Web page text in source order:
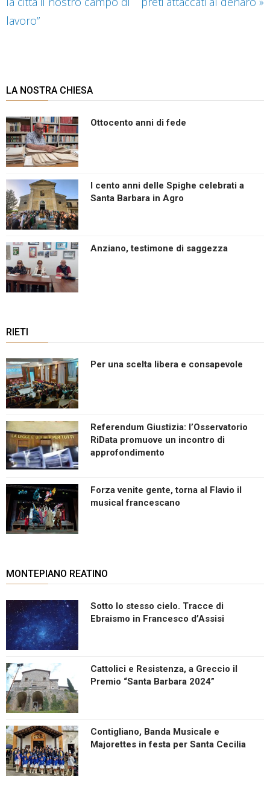
lavoro”
LA NOSTRA CHIESA
Ottocento anni di fede
I cento anni delle Spighe celebrati a
Santa Barbara in Agro
Anziano, testimone di saggezza
RIETI
Per una scelta libera e consapevole
Referendum Giustizia: l’Osservatorio
RiData promuove un incontro di
approfondimento
Forza venite gente, torna al Flavio il
musical francescano
MONTEPIANO REATINO
Sotto lo stesso cielo. Tracce di
Ebraismo in Francesco d’Assisi
Cattolici e Resistenza, a Greccio il
Premio “Santa Barbara 2024”
Contigliano, Banda Musicale e
Majorettes in festa per Santa Cecilia